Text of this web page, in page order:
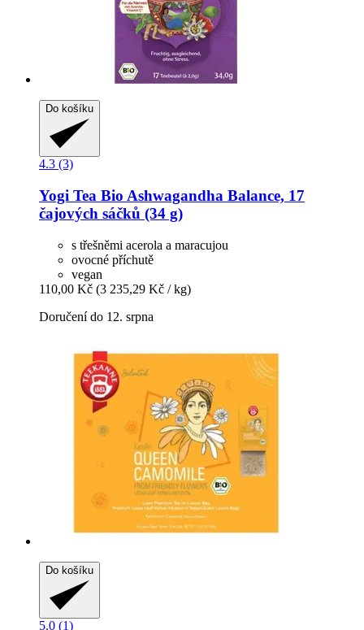
Do košíku
4.3 (3)
Yogi Tea Bio Ashwagandha Balance, 17
čajových sáčků (34 g)
s třešněmi acerola a maracujou
ovocné příchutě
vegan
110,00 Kč (3 235,29 Kč / kg)
Doručení do 12. srpna
Do košíku
5.0 (1)